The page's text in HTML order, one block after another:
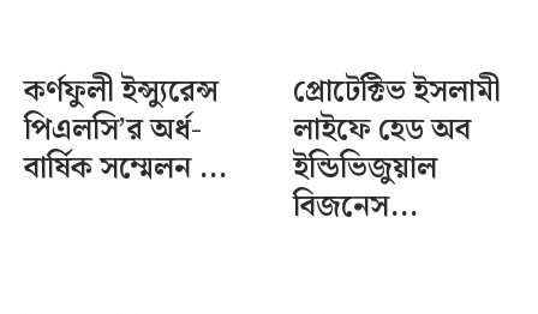
কর্ণফুলী ইন্স্যুরেন্স
পিএলসি’র অর্ধ-
বার্ষিক সম্মেলন ...
প্রোটেক্টিভ ইসলামী
লাইফে হেড অব
ইন্ডিভিজুয়াল
বিজনেস...